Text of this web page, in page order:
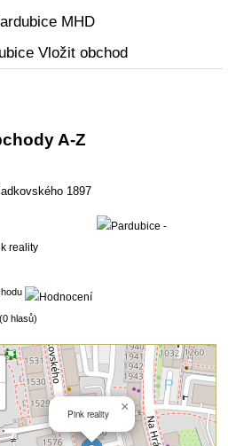
MHD
Vložit obchod
A-Z
1897
hlasů)
Pink reality ×